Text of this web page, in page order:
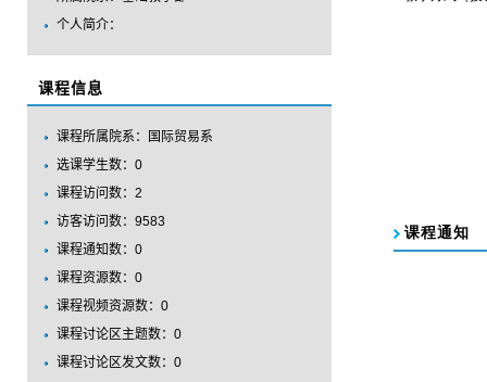
个人简介：
课程信息
课程所属院系：国际贸易系
选课学生数：0
课程访问数： 2
访客访问数： 9583
课程通知数： 0
课程资源数： 0
课程视频资源数： 0
课程讨论区主题数： 0
课程讨论区发文数： 0